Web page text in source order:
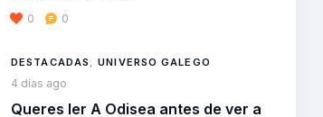
0 0
DESTACADAS ,UNIVERSO GALEGO
4 días ago
Queres ler A Odisea antes de ver a